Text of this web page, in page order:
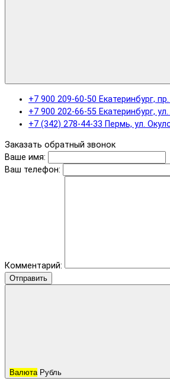
+7 900 209-60-50 Екатеринбург,
+7 900 202-66-55 Екатеринбург,
+7 (342) 278-44-33 Пермь, ул.
Заказать обратный звонок
Ваше имя:
Ваш телефон:
Комментарий:
Отправить
Валюта Рубль